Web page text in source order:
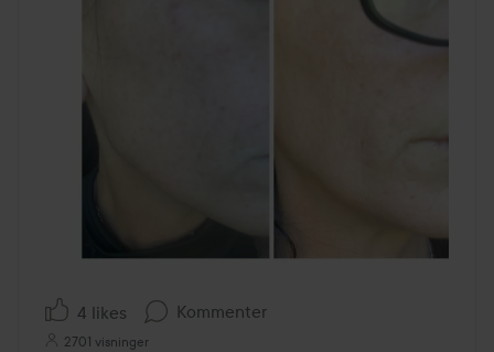
4 likes Kommenter
2701 visninger